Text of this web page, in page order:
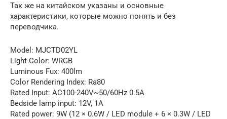
Так же на китайском указаны и основные
характеристики, которые можно понять и без
переводчика.
Model: MJCTD02YL
Light Color: WRGB
Luminous Fux: 400lm
Color Rendering Index: Ra80
Rated Input: AC100-240V~50/60Hz 0.5A
Bedside lamp input: 12V, 1A
Rated power: 9W (12 × 0.6W / LED module + 6 × 0.3W / LED